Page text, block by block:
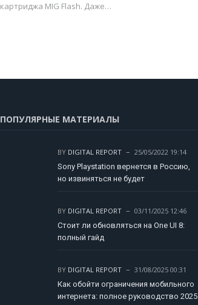
картриджа MIG Flash. Даже…
ПОПУЛЯРНЫЕ МАТЕРИАЛЫ
BY DIGITAL REPORT
25/05/2022 19:14
Sony Playstation вернется в Россию,
но извиняться не будет
BY DIGITAL REPORT
03/11/2025 12:46
Стоит ли обновляться на One UI 8:
полный гайд
BY DIGITAL REPORT
31/08/2025 00:31
Как обойти ограничения мобильного
интернета: полное руководство 2025